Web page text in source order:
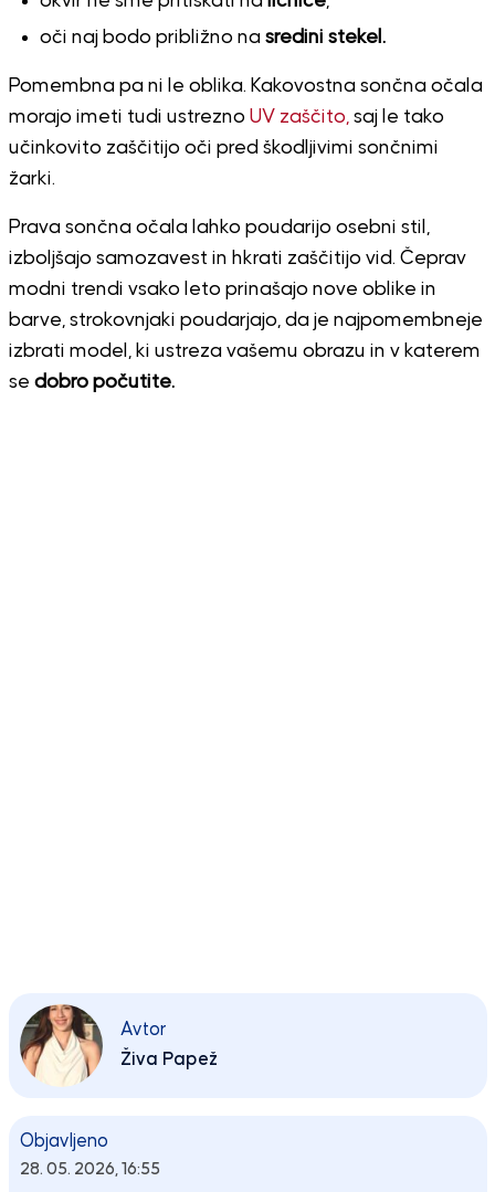
oči naj bodo približno na sredini stekel.
Pomembna pa ni le oblika. Kakovostna sončna očala
morajo imeti tudi ustrezno UV zaščito,saj le tako
učinkovito zaščitijo oči pred škodljivimi sončnimi
žarki.
Prava sončna očala lahko poudarijo osebni stil,
izboljšajo samozavest in hkrati zaščitijo vid. Čeprav
modni trendi vsako leto prinašajo nove oblike in
barve, strokovnjaki poudarjajo, da je najpomembneje
izbrati model, ki ustreza vašemu obrazu in v katerem
se dobro počutite.
Avtor
Živa Papež
Objavljeno
28. 05. 2026, 16:55